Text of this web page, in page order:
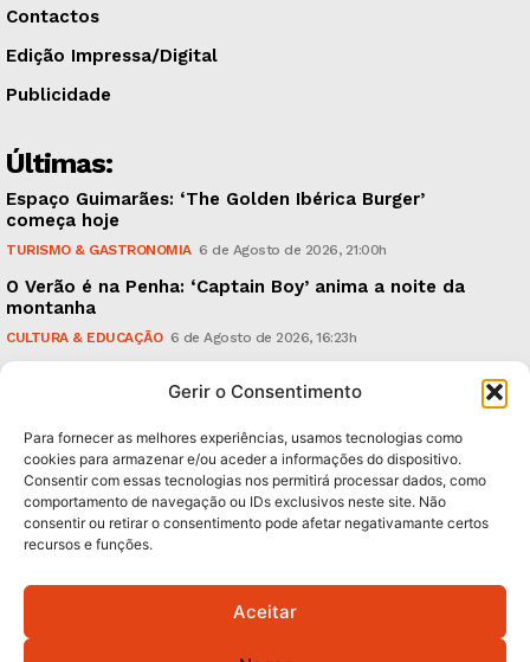
Gerir o Consentimento
Para fornecer as melhores experiências, usamos tecnologias como
cookies para armazenar e/ou aceder a informações do dispositivo.
Consentir com essas tecnologias nos permitirá processar dados, como
comportamento de navegação ou IDs exclusivos neste site. Não
consentir ou retirar o consentimento pode afetar negativamante certos
recursos e funções.
Aceitar
Contactos
Edição Impressa/Digital
Publicidade
Últimas:
Espaço Guimarães: ‘The Golden Ibérica Burger’
começa hoje
TURISMO & GASTRONOMIA 6 de Agosto de 2026, 21:00h
O Verão é na Penha: ‘Captain Boy’ anima a noite da
montanha
CULTURA & EDUCAÇÃO 6 de Agosto de 2026, 16:23h
em causa”, garante Ricardo Araújo
Subscreva Newsletter:
QUERO ADERIR